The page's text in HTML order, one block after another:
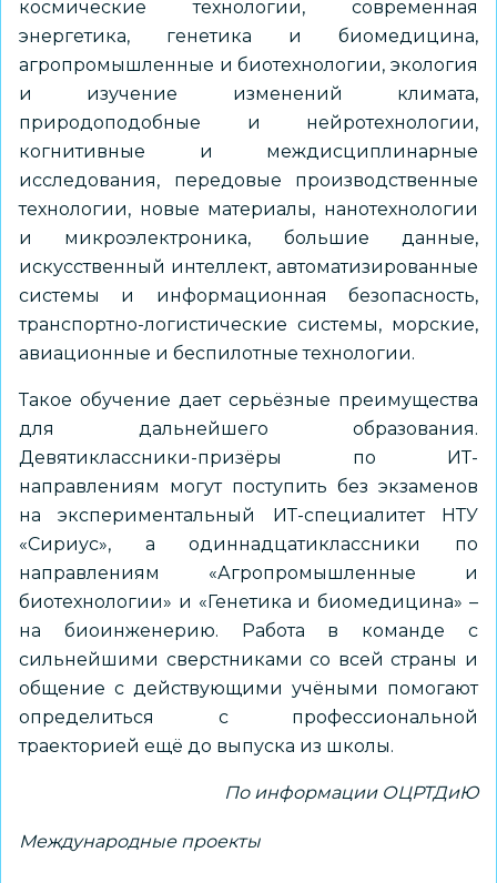
космические технологии, современная
энергетика, генетика и биомедицина,
агропромышленные и биотехнологии, экология
и изучение изменений климата,
природоподобные и нейротехнологии,
когнитивные и междисциплинарные
исследования, передовые производственные
технологии, новые материалы, нанотехнологии
и микроэлектроника, большие данные,
искусственный интеллект, автоматизированные
системы и информационная безопасность,
транспортно-логистические системы, морские,
авиационные и беспилотные технологии.
Такое обучение дает серьёзные преимущества
для дальнейшего образования.
Девятиклассники-призёры по ИТ-
направлениям могут поступить без экзаменов
на экспериментальный ИТ-специалитет НТУ
«Сириус», а одиннадцатиклассники по
направлениям «Агропромышленные и
биотехнологии» и «Генетика и биомедицина» –
на биоинженерию. Работа в команде с
сильнейшими сверстниками со всей страны и
общение с действующими учёными помогают
определиться с профессиональной
траекторией ещё до выпуска из школы.
По информации ОЦРТДиЮ
Международные проекты